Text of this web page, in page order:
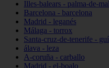
Illes-balears - palma-de-
Barcelona - barcelona
Madrid - leganés
Málaga - torrox
Santa-cruz-de-tenerife -
álava - leza
A-coruña - carballo
Madrid - el-boalo